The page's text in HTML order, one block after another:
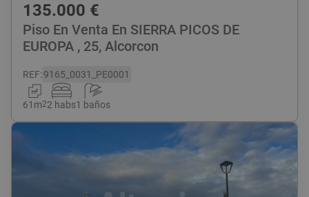
135.000 €
Piso En Venta En SIERRA PICOS DE
EUROPA , 25, Alcorcon
REF:9165_0031_PE0001
61 m22 habs1 baños